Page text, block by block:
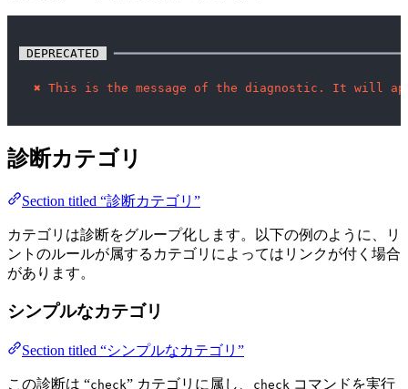
DEPRECATED
✖ This is the message of the diagnostic. It will
診断カテゴリ
Section titled “診断カテゴリ”
カテゴリは診断をグループ化します。以下の例のように、リ
ントのルールが属するカテゴリによってはリンクが付く場合
があります。
シンプルなカテゴリ
Section titled “シンプルなカテゴリ”
この診断は “check” カテゴリに属し、 check コマンドを実行